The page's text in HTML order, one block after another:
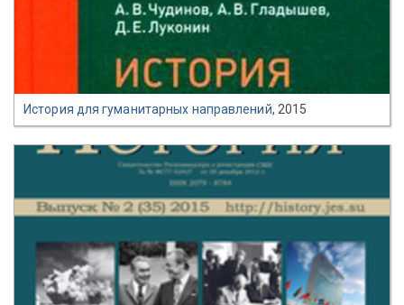
История для гуманитарных направлений, 2015